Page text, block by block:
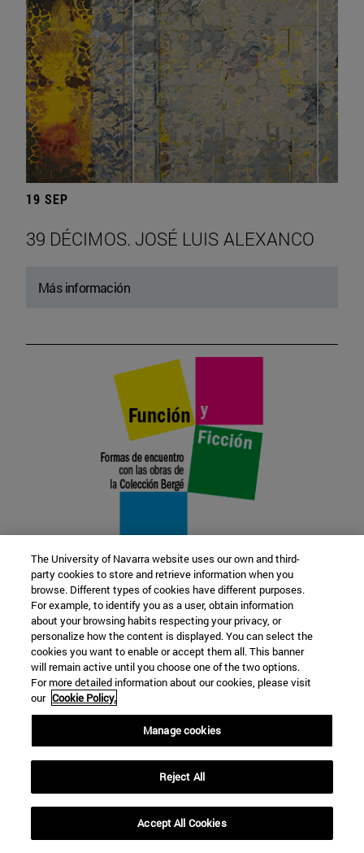
19 SEP
39 DÉCIMOS. JOSÉ LUIS ALEXANCO
Más información
22 SEP
FUNCIÓN Y FICCIÓN. Varios artistas
Más información
The University of Navarra website uses our own and third-
party cookies to store and retrieve information when you
browse. Different types of cookies have different purposes.
For example, to identify you as a user, obtain information
about your browsing habits respecting your privacy, or
personalize how the content is displayed. You can select the
cookies you want to enable or accept them all. This banner
will remain active until you choose one of the two options.
For more detailed information about our cookies, please visit
our Cookie Policy.
Manage cookies
Reject All
Accept All Cookies